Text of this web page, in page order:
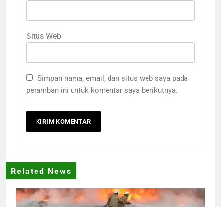
Situs Web
Simpan nama, email, dan situs web saya pada
peramban ini untuk komentar saya berikutnya.
Related News
plastik terbakar